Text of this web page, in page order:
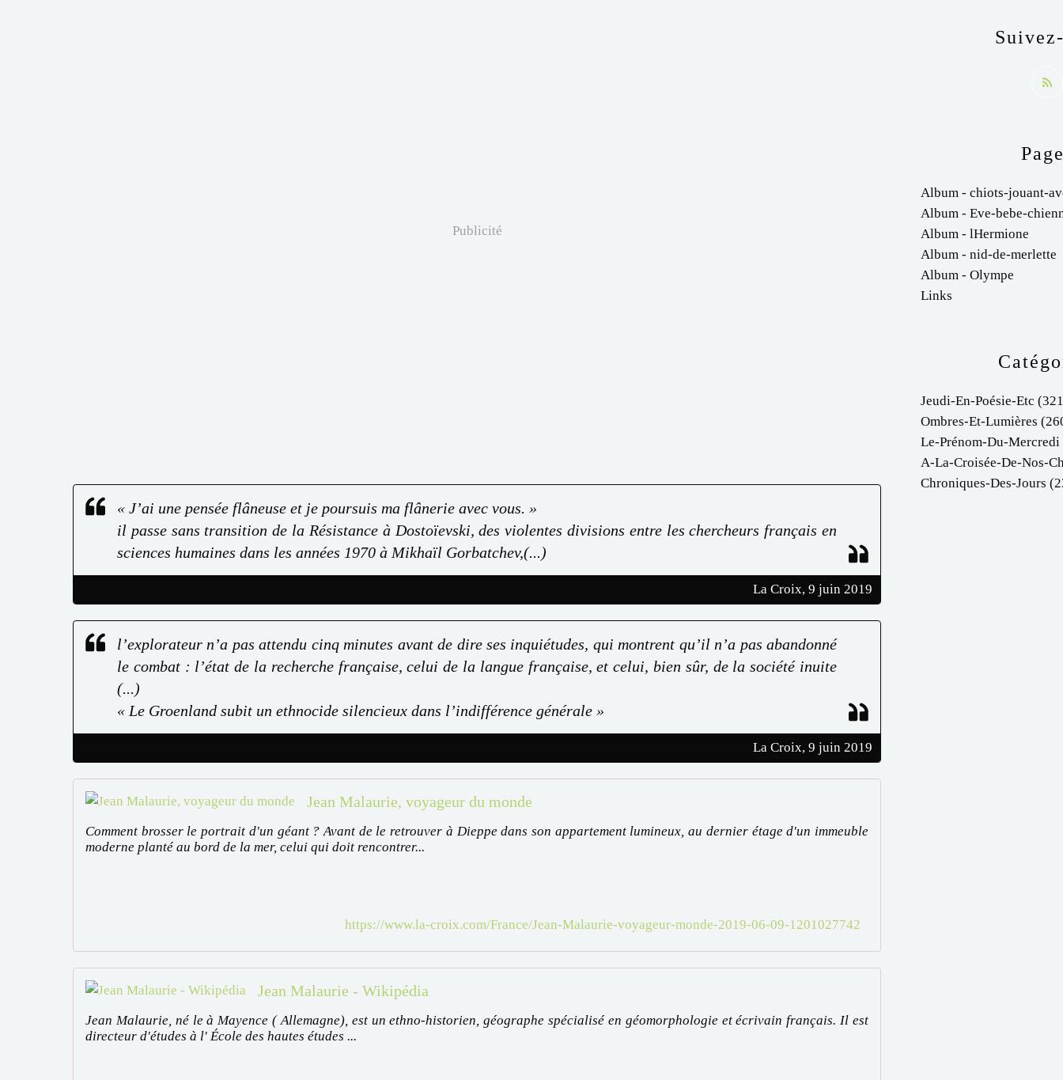
Publicité
« J’ai une pensée flâneuse et je poursuis ma flânerie avec vous. »
il passe sans transition de la Résistance à Dostoïevski, des violentes divisions entre les chercheurs français en
sciences humaines dans les années 1970 à Mikhaïl Gorbatchev,(...)
La Croix, 9 juin 2019
l’explorateur n’a pas attendu cinq minutes avant de dire ses inquiétudes, qui montrent qu’il n’a pas abandonné
le combat : l’état de la recherche française, celui de la langue française, et celui, bien sûr, de la société inuite
(...)
« Le Groenland subit un ethnocide silencieux dans l’indifférence générale »
La Croix, 9 juin 2019
Jean Malaurie, voyageur du monde
Comment brosser le portrait d'un géant ? Avant de le retrouver à Dieppe dans son appartement lumineux, au dernier étage d'un immeuble
moderne planté au bord de la mer, celui qui doit rencontrer...
https://www.la-croix.com/France/Jean-Malaurie-voyageur-monde-2019-06-09-1201027742
Jean Malaurie - Wikipédia
Jean Malaurie, né le à Mayence ( Allemagne), est un ethno-historien, géographe spécialisé en géomorphologie et écrivain français. Il est
directeur d'études à l' École des hautes études ...
Jeudi-En-Poésie-Etc
Ombres-Et-Lumières
Le-Prénom-Du-Mercredi
A-La-Croisée-De-Nos-
Chroniques-Des-Jours
Album - chiots-jouant-
Album - Eve-bebe-
Album - lHermione
Album - nid-de-merlette
Album - Olympe
Links